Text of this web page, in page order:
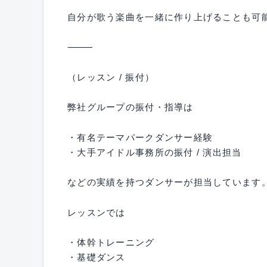
自分が歌う楽曲を一緒に作り上げることも可
⸻
（レッスン / 振付）
弊社グループの振付・指導は
・有名テーマパークダンサー経験
・大手アイドル事務所の振付 / 演出担当
などの実績を持つダンサーが担当しています。
レッスンでは
・体幹トレーニング
・基礎ダンス